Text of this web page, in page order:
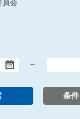
会
～
終了日